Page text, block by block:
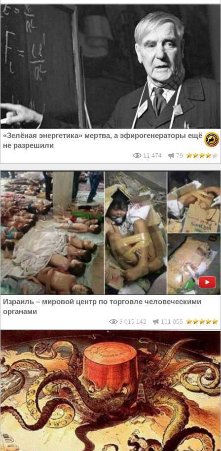
«Зелёная энергетика» мертва, а эфирогенераторы ещё
не разрешили
11 474 79
Израиль – мировой центр по торговле человеческими
органами
3 015 142 111 055